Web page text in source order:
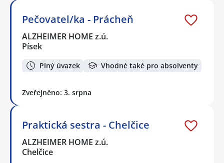
Pečovatel/ka - Prácheň
ALZHEIMER HOME z.ú.
Písek
Plný úvazek Vhodné také pro absolventy
Zveřejněno: 3. srpna
Praktická sestra - Chelčice
ALZHEIMER HOME z.ú.
Chelčice